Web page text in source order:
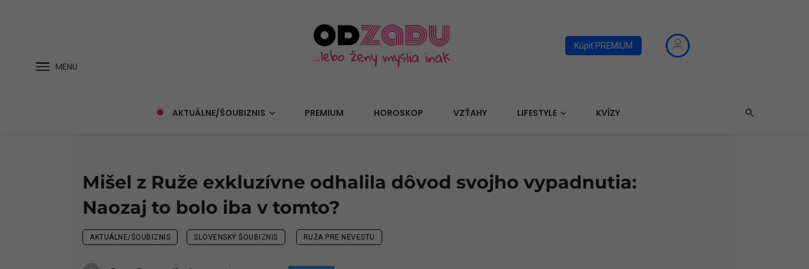
MENU
Kúpiť PREMIUM
AKTUÁLNE/ŠOUBIZNIS PREMIUM HOROSKOP VZŤAHY LIFESTYLE KVÍZY
Mišel z Ruže exkluzívne odhalila dôvod svojho vypadnutia:
Naozaj to bolo iba v tomto?
AKTUÁLNE/ŠOUBIZNIS SLOVENSKÝ ŠOUBIZNIS RUŽA PRE NEVESTU